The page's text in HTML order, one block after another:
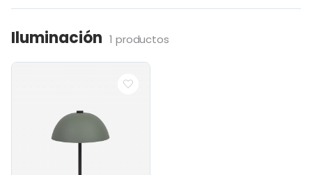
Iluminación 1 productos